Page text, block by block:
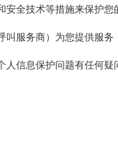
全技术等措施来保护您
服务商）为您提供服务
信息保护问题有任何